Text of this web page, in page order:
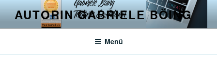
Inhalt
springen
AUTORIN GABRIELE BÖING
Menü